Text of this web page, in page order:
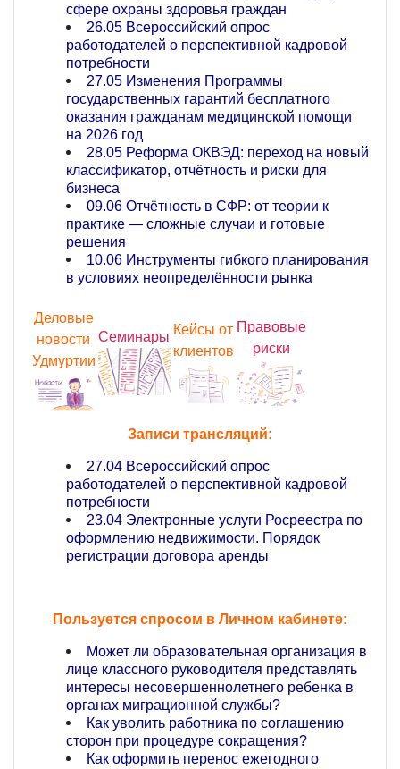
сфере охраны здоровья граждан
26.05 Всероссийский опрос
работодателей о перспективной кадровой
потребности
27.05 Изменения Программы
государственных гарантий бесплатного
оказания гражданам медицинской помощи
на 2026 год
28.05 Реформа ОКВЭД: переход на новый
классификатор, отчётность и риски для
бизнеса
09.06 Отчётность в СФР: от теории к
практике — сложные случаи и готовые
решения
10.06 Инструменты гибкого планирования
в условиях неопределённости рынка
Деловые
новости
Удмуртии
Семинары Кейсы от
клиентов
Правовые
риски
Записи трансляций:
27.04 Всероссийский опрос
работодателей о перспективной кадровой
потребности
23.04 Электронные услуги Росреестра по
оформлению недвижимости. Порядок
регистрации договора аренды
Пользуется спросом в Личном кабинете:
Может ли образовательная организация в
лице классного руководителя представлять
интересы несовершеннолетнего ребенка в
органах миграционной службы?
Как уволить работника по соглашению
сторон при процедуре сокращения?
Как оформить перенос ежегодного